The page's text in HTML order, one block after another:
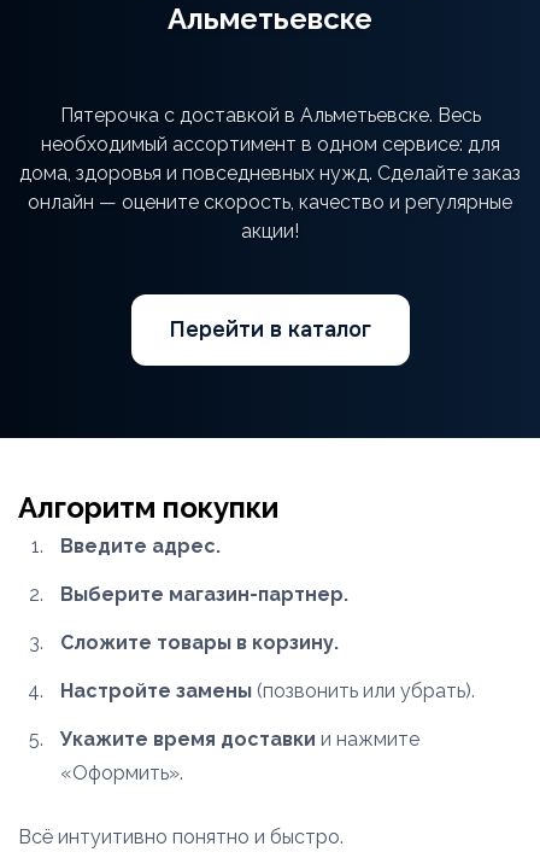
Альметьевске
Пятерочка с доставкой в Альметьевске. Весь
необходимый ассортимент в одном сервисе: для
дома, здоровья и повседневных нужд. Сделайте заказ
онлайн — оцените скорость, качество и регулярные
акции!
Перейти в каталог
Алгоритм покупки
Введите адрес.
Выберите магазин-партнер.
Сложите товары в корзину.
Настройте замены (позвонить или убрать).
Укажите время доставки и нажмите
«Оформить».
Всё интуитивно понятно и быстро.